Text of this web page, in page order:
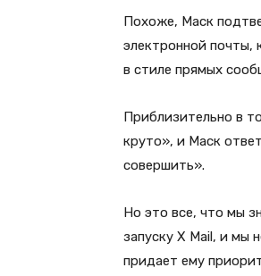
Похоже, Маск
электронной почты,
в стиле прямых
Приблизительно в
круто», и Маск
совершить».
Но это все, что мы
запуску X Mail, и мы
придает ему